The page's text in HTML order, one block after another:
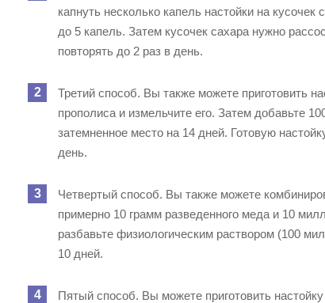
капнуть несколько капель настойки на
до 5 капель. Затем кусочек сахара нужно
повторять до 2 раз в день.
Третий способ. Вы также можете приготовить
прополиса и измельчите его. Затем добавьте
затемненное место на 14 дней. Готовую
день.
Четвертый способ. Вы также можете
примерно 10 грамм разведенного меда и 10
разбавьте физиологическим раствором (100
10 дней.
Пятый способ. Вы можете приготовить